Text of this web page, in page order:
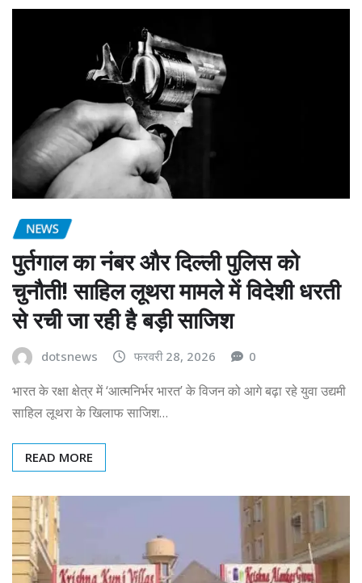
NEWS
पुर्तगाल का नंबर और दिल्ली पुलिस को
चुनौती! साहिल लूथरा मामले में विदेशी धरती
से रची जा रही है बड़ी साजिश
dotsnews फरवरी 28, 2026 0
भारत के रक्षा क्षेत्र में ‘आत्मनिर्भर भारत’ के विजन को आगे बढ़ा रहे युवा उद्यमी
साहिल लूथरा के खिलाफ साजिश…
READ MORE